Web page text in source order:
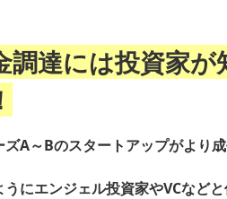
調達には投資家
ズA～Bのスタートアップがより
うにエンジェル投資家やVCなど